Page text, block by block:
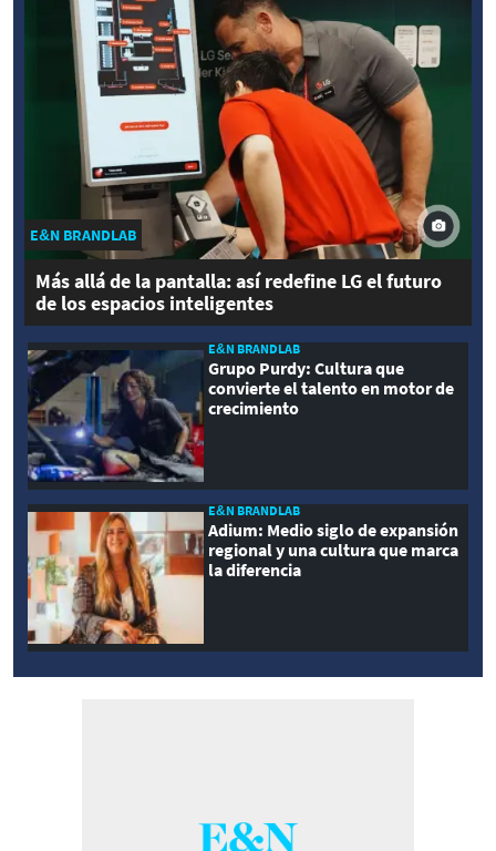
E&N BRANDLAB
Más allá de la pantalla: así redefine LG el futuro
de los espacios inteligentes
E&N BRANDLAB
Grupo Purdy: Cultura que
convierte el talento en motor de
crecimiento
E&N BRANDLAB
Adium: Medio siglo de expansión
regional y una cultura que marca
la diferencia